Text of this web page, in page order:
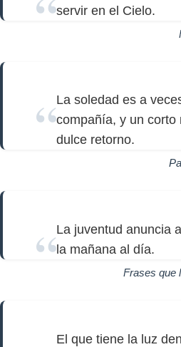
servir en el Cielo.
La soledad es a
compañía, y un corto
dulce retorno.
La juventud anuncia
la mañana al día.
Frases que
El que tiene la luz